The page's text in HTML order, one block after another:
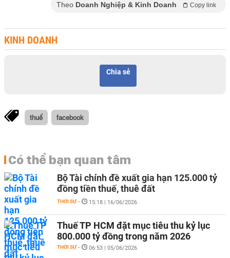
Theo Doanh Nghiệp & Kinh Doanh Copy link
KINH DOANH
Chia sẻ
thuế facebook
Có thể bạn quan tâm
Bộ Tài chính đề xuất gia hạn 125.000 tỷ
đồng tiền thuế, thuê đất
THỜI SỰ - 15:18 | 16/06/2026
Thuế TP HCM đặt mục tiêu thu kỷ lục
800.000 tỷ đồng trong năm 2026
THỜI SỰ - 06:53 | 05/06/2026